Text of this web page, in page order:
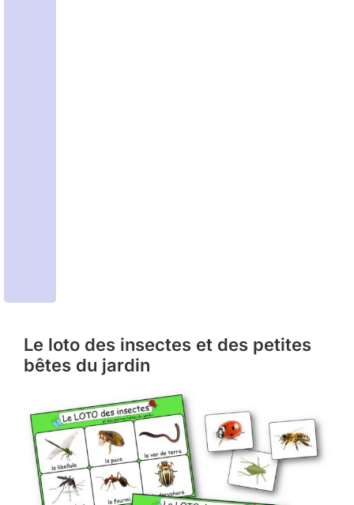
Le loto des insectes et des petites
bêtes du jardin